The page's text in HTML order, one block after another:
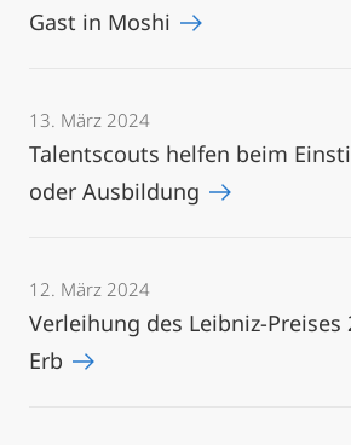
Gast in Moshi
13. März 2024
Talentscouts helfen beim
oder Ausbildung
12. März 2024
Verleihung des Leibniz-Preises
Erb